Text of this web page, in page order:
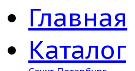
Главная
Каталог